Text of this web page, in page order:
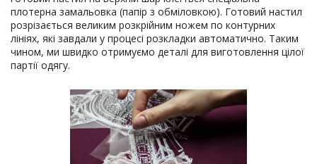
плотерна замальовка (папір з обміловкою). Готовий настил
розрізається великим розкрійним ножем по контурних
лініях, які завдали у процесі розкладки автоматично. Таким
чином, ми швидко отримуємо деталі для виготовлення цілої
партії одягу.